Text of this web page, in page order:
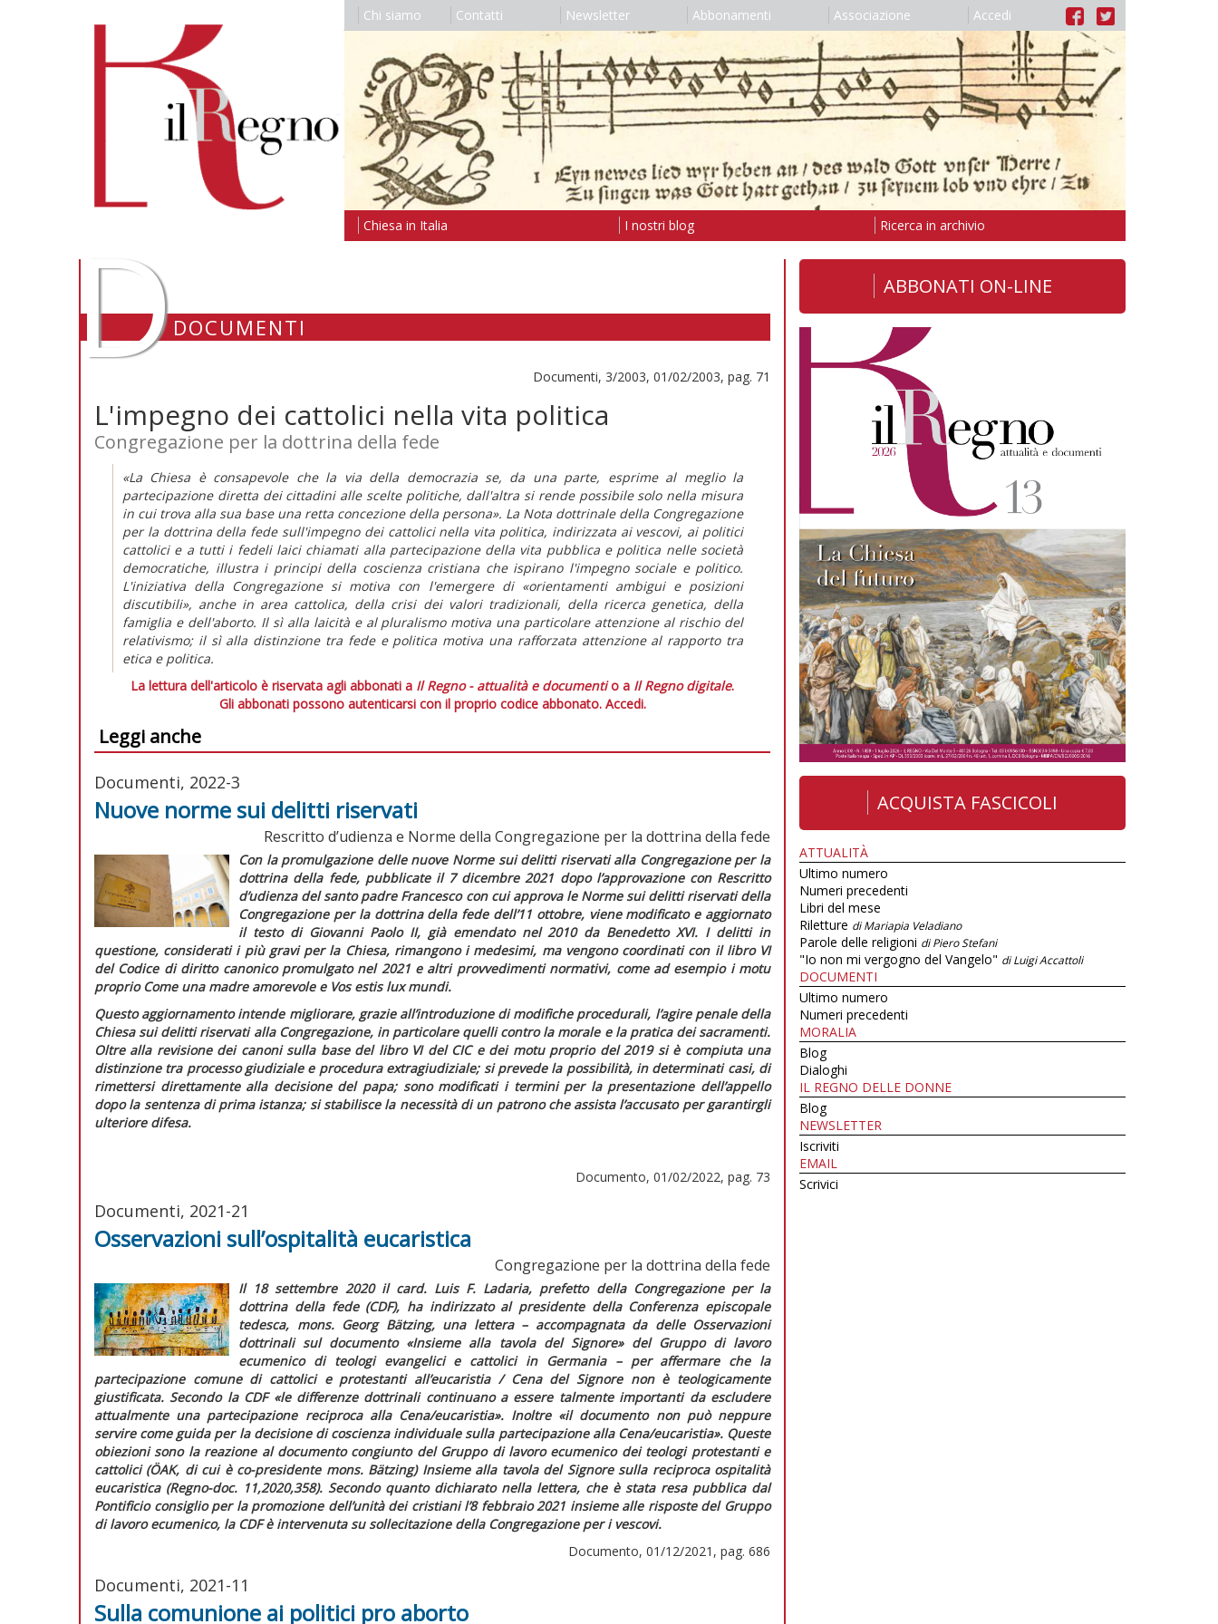
Chi siamo Contatti Newsletter Abbonamenti Associazione Accedi
Chiesa in Italia I nostri blog Ricerca in archivio
DDOCUMENTI
Documenti, 3/2003, 01/02/2003, pag. 71
L'impegno dei cattolici nella vita politica
Congregazione per la dottrina della fede
«La Chiesa è consapevole che la via della democrazia se, da una parte, esprime al meglio la
partecipazione diretta dei cittadini alle scelte politiche, dall'altra si rende possibile solo nella misura
in cui trova alla sua base una retta concezione della persona». La Nota dottrinale della Congregazione
per la dottrina della fede sull'impegno dei cattolici nella vita politica, indirizzata ai vescovi, ai politici
cattolici e a tutti i fedeli laici chiamati alla partecipazione della vita pubblica e politica nelle società
democratiche, illustra i principi della coscienza cristiana che ispirano l'impegno sociale e politico.
L'iniziativa della Congregazione si motiva con l'emergere di «orientamenti ambigui e posizioni
discutibili», anche in area cattolica, della crisi dei valori tradizionali, della ricerca genetica, della
famiglia e dell'aborto. Il sì alla laicità e al pluralismo motiva una particolare attenzione al rischio del
relativismo; il sì alla distinzione tra fede e politica motiva una rafforzata attenzione al rapporto tra
etica e politica.
La lettura dell'articolo è riservata agli abbonati a Il Regno - attualità e documentio a Il Regno digitale.
Gli abbonati possono autenticarsi con il proprio codice abbonato. Accedi.
Leggi anche
Documenti, 2022-3
Nuove norme sui delitti riservati
Rescritto d’udienza e Norme della Congregazione per la dottrina della fede
Con la promulgazione delle nuove Norme sui delitti riservati alla Congregazione per la
dottrina della fede, pubblicate il 7 dicembre 2021 dopo l’approvazione con Rescritto
d’udienza del santo padre Francesco con cui approva le Norme sui delitti riservati della
Congregazione per la dottrina della fede dell’11 ottobre, viene modificato e aggiornato
il testo di Giovanni Paolo II, già emendato nel 2010 da Benedetto XVI. I delitti in
questione, considerati i più gravi per la Chiesa, rimangono i medesimi, ma vengono coordinati con il libro VI
del Codice di diritto canonicopromulgato nel 2021 e altri provvedimenti normativi, come ad esempio i motu
proprioCome una madre amorevolee Vos estis lux mundi.
Questo aggiornamento intende migliorare, grazie all’introduzione di modifiche procedurali, l’agire penale della
Chiesa sui delitti riservati alla Congregazione, in particolare quelli contro la morale e la pratica dei sacramenti.
Oltre alla revisione dei canoni sulla base del libro VI del CIC e dei motu proprio del 2019 si è compiuta una
distinzione tra processo giudiziale e procedura extragiudiziale; si prevede la possibilità, in determinati casi, di
rimettersi direttamente alla decisione del papa; sono modificati i termini per la presentazione dell’appello
dopo la sentenza di prima istanza; si stabilisce la necessità di un patrono che assista l’accusato per garantirgli
ulteriore difesa.
Documento, 01/02/2022, pag. 73
Documenti, 2021-21
Osservazioni sull’ospitalità eucaristica
Congregazione per la dottrina della fede
Il 18 settembre 2020 il card. Luis F. Ladaria, prefetto della Congregazione per la
dottrina della fede (CDF), ha indirizzato al presidente della Conferenza episcopale
tedesca, mons. Georg Bätzing, una lettera – accompagnata da delle Osservazioni
dottrinali sul documento «Insieme alla tavola del Signore» del Gruppo di lavoro
ecumenico di teologi evangelici e cattolici in Germania – per affermare che la
partecipazione comune di cattolici e protestanti all’eucaristia / Cena del Signore non è teologicamente
giustificata. Secondo la CDF «le differenze dottrinali continuano a essere talmente importanti da escludere
attualmente una partecipazione reciproca alla Cena/eucaristia». Inoltre «il documento non può neppure
servire come guida per la decisione di coscienza individuale sulla partecipazione alla Cena/eucaristia». Queste
obiezioni sono la reazione al documento congiunto del Gruppo di lavoro ecumenico dei teologi protestanti e
cattolici (ÖAK, di cui è co-presidente mons. Bätzing) Insieme alla tavola del Signore sulla reciproca ospitalità
eucaristica (Regno-doc. 11,2020,358). Secondo quanto dichiarato nella lettera, che è stata resa pubblica dal
Pontificio consiglio per la promozione dell’unità dei cristiani l’8 febbraio 2021 insieme alle risposte del Gruppo
di lavoro ecumenico, la CDF è intervenuta su sollecitazione della Congregazione per i vescovi.
Documento, 01/12/2021, pag. 686
Documenti, 2021-11
Sulla comunione ai politici pro aborto
ABBONATI ON-LINE
ACQUISTA FASCICOLI
ATTUALITÀ
Ultimo numero
Numeri precedenti
Libri del mese
Riletture di Mariapia Veladiano
Parole delle religioni di Piero Stefani
"Io non mi vergogno del Vangelo" di Luigi Accattoli
DOCUMENTI
Ultimo numero
Numeri precedenti
MORALIA
Blog
Dialoghi
IL REGNO DELLE DONNE
Blog
NEWSLETTER
Iscriviti
EMAIL
Scrivici